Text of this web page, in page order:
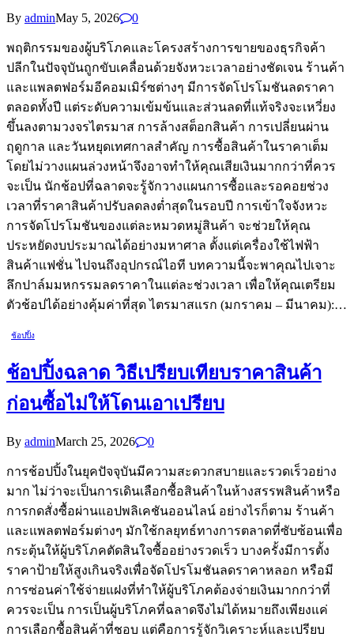
By adminMay 5, 2026 0
พฤติกรรมของผู้บริโภคและโครงสร้างการขายของธุรกิจค้า
ปลีกในปัจจุบันถูกขับเคลื่อนด้วยจังหวะเวลาอย่างชัดเจน ร้านค้า
และแพลตฟอร์มอีคอมเมิร์ซต่างๆ มีการจัดโปรโมชันลดราคา
ตลอดทั้งปี แต่ระดับความเข้มข้นและส่วนลดที่แท้จริงจะเหวี่ยง
ขึ้นลงตามวงจรไตรมาส การล้างสต็อกสินค้า การเปลี่ยนผ่าน
ฤดูกาล และวันหยุดเทศกาลสำคัญ การซื้อสินค้าในราคาเต็ม
โดยไม่วางแผนล่วงหน้าจึงอาจทำให้คุณเสียเงินมากกว่าที่ควร
จะเป็น นักช้อปที่ฉลาดจะรู้จักวางแผนการซื้อและรอคอยช่วง
เวลาที่ราคาสินค้าปรับลดลงต่ำสุดในรอบปี การเข้าใจจังหวะ
การจัดโปรโมชันของแต่ละหมวดหมู่สินค้า จะช่วยให้คุณ
ประหยัดงบประมาณได้อย่างมหาศาล ตั้งแต่เครื่องใช้ไฟฟ้า
สินค้าแฟชั่น ไปจนถึงอุปกรณ์ไอที บทความนี้จะพาคุณไปเจาะ
ลึกปาล์มมหกรรมลดราคาในแต่ละช่วงเวลา เพื่อให้คุณเตรียม
ตัวช้อปได้อย่างคุ้มค่าที่สุด ไตรมาสแรก (มกราคม – มีนาคม):…
ช้อปปิ้ง
ช้อปปิ้งฉลาด วิธีเปรียบเทียบราคาสินค้า
ก่อนซื้อไม่ให้โดนเอาเปรียบ
By adminMarch 25, 2026 0
การช้อปปิ้งในยุคปัจจุบันมีความสะดวกสบายและรวดเร็วอย่าง
มาก ไม่ว่าจะเป็นการเดินเลือกซื้อสินค้าในห้างสรรพสินค้าหรือ
การกดสั่งซื้อผ่านแอปพลิเคชันออนไลน์ อย่างไรก็ตาม ร้านค้า
และแพลตฟอร์มต่างๆ มักใช้กลยุทธ์ทางการตลาดที่ซับซ้อนเพื่อ
กระตุ้นให้ผู้บริโภคตัดสินใจซื้ออย่างรวดเร็ว บางครั้งมีการตั้ง
ราคาป้ายให้สูงเกินจริงเพื่อจัดโปรโมชันลดราคาหลอก หรือมี
การซ่อนค่าใช้จ่ายแฝงที่ทำให้ผู้บริโภคต้องจ่ายเงินมากกว่าที่
ควรจะเป็น การเป็นผู้บริโภคที่ฉลาดจึงไม่ได้หมายถึงเพียงแค่
การเลือกซื้อสินค้าที่ชอบ แต่คือการรู้จักวิเคราะห์และเปรียบ